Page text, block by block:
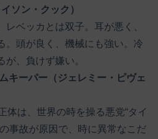
ソン・クック）
レベッカとは双子。耳が悪く、
。頭が良く、機械にも強い。冷
が、負けず嫌い。
キーパー（ジェレミー・ピヴェ
体は、世界の時を操る悪党“タイ
事故が原因で、時に異常なこだ